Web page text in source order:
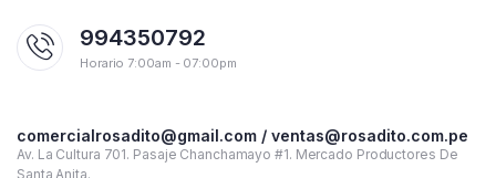
994350792
Horario 7:00am - 07:00pm
comercialrosadito@gmail.com / ventas@rosadito.com.pe
Av. La Cultura 701. Pasaje Chanchamayo #1. Mercado Productores De
Santa Anita.